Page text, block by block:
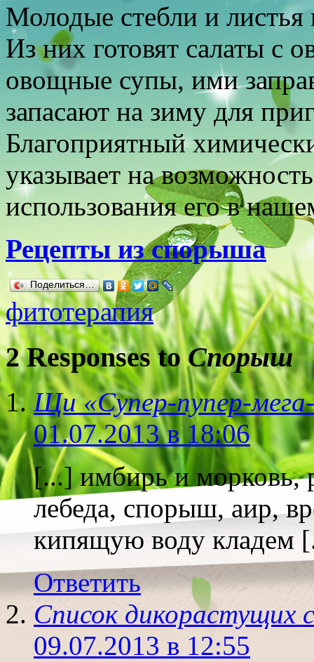
Молодые стебли и листья
Из них готовят салаты с
овощные супы, ими
запасают на зиму для
Благоприятный
указывает на
использования его в
Рецепты из спорыша
Поделиться…
фитотерапия
2 Responses toСпорыш
Щи «Супер-пупер-
01.07.2013 в 18:06
[...] имбирь и морковь,
лебеда, спорыш, аир,
кипящую воду кладем
Ответить
Список дикорастущих
09.07.2013 в 12:55